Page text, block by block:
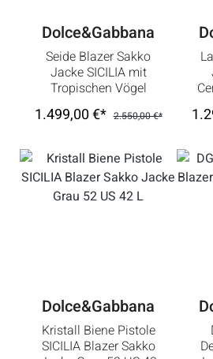
Dolce&Gabbana
Seide Blazer Sakko
Jacke SICILIA mit
Tropischen Vögel
Print Schwarz Grün
48 M
1.499,00 €* 2.550,00 €*
Dolce&Gabbana
Kristall Biene Pistole
SICILIA Blazer Sakko